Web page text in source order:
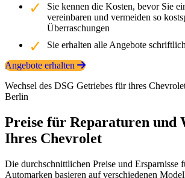
Sie kennen die Kosten, bevor Sie
vereinbaren und vermeiden so
Überraschungen
Sie erhalten alle Angebote schriftlich
Angebote erhalten
Wechsel des DSG Getriebes für ihres
Berlin
Preise für Reparaturen und
Ihres Chevrolet
Die durchschnittlichen Preise und Ersparnisse
Automarken basieren auf verschiedenen